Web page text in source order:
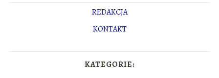
REDAKCJA
KONTAKT
KATEGORIE: